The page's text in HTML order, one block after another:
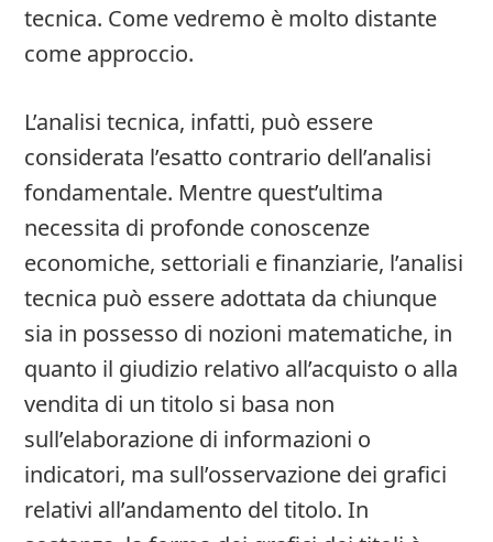
tecnica. Come vedremo è molto distante
come approccio.
L’analisi tecnica, infatti, può essere
considerata l’esatto contrario dell’analisi
fondamentale. Mentre quest’ultima
necessita di profonde conoscenze
economiche, settoriali e finanziarie, l’analisi
tecnica può essere adottata da chiunque
sia in possesso di nozioni matematiche, in
quanto il giudizio relativo all’acquisto o alla
vendita di un titolo si basa non
sull’elaborazione di informazioni o
indicatori, ma sull’osservazione dei grafici
relativi all’andamento del titolo. In